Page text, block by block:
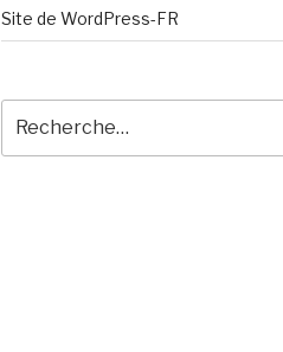
Site de WordPress-FR
pour
: